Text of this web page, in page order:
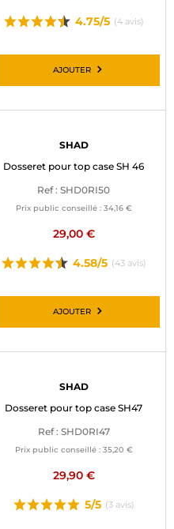
4.75/5 (4 avis)
AJOUTER
SHAD
Dosseret pour top case SH 46
Ref : SHD0RI50
Prix public conseillé : 34,16 €
29,00 €
4.58/5 (43 avis)
AJOUTER
SHAD
Dosseret pour top case SH47
Ref : SHD0RI47
Prix public conseillé : 35,20 €
29,90 €
5/5 (3 avis)